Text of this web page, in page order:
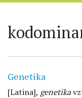
Genetika
[Latina], genetika